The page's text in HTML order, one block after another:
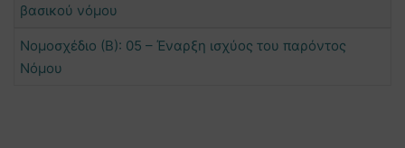
βασικού νόμου
Νομοσχέδιο (Β): 05 – Έναρξη ισχύος του παρόντος
Νόμου